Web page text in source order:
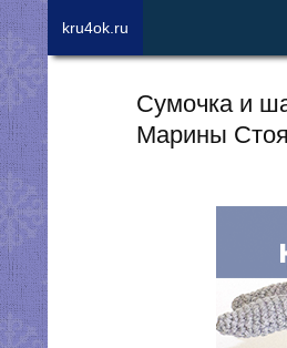
Сумочка и
Марины
kru4ok.ru